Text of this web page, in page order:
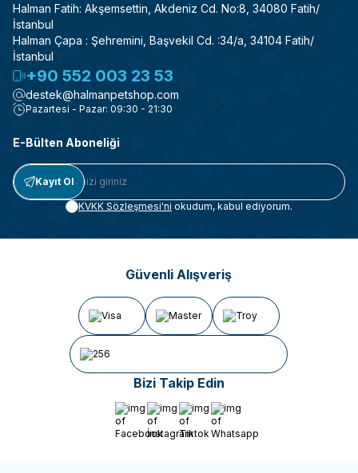
Halman Fatih: Akşemsettin, Akdeniz Cd. No:8, 34080 Fatih/
İstanbul
Halman Çapa : Şehremini, Başvekil Cd. :34/a, 34104 Fatih/
İstanbul
+90 552 003 23 53
destek@halmanpetshop.com
Pazartesi - Pazar: 09:30 - 21:30
E-Bülten Aboneliği
Kayıt Ol
KVKK Sözleşmesi'ni okudum, kabul ediyorum.
Güvenli Alışveriş
Bizi Takip Edin
Facebookİnstagram
Tiktok Whatsapp